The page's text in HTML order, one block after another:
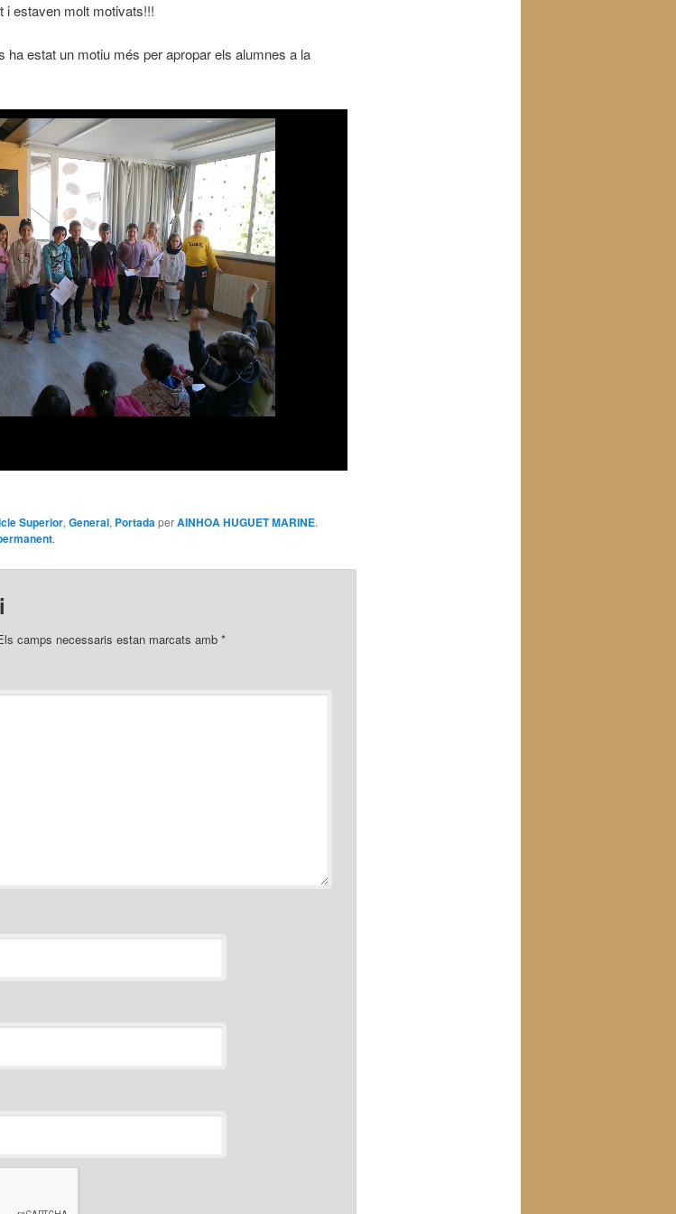
i estaven molt motivats!!!
ha estat un motiu més per apropar els alumnes a la
Superior, General, PortadaperAINHOA HUGUET MARINE.
.
camps necessaris estan marcats amb *